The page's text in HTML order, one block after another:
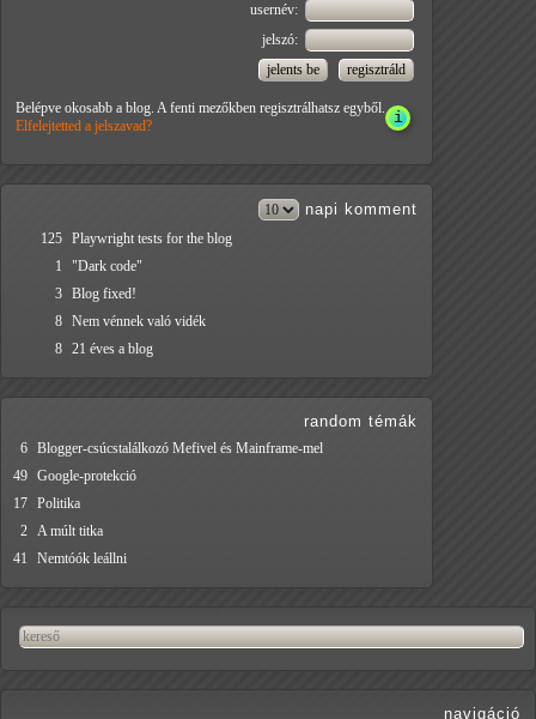
usernév:
jelszó:
Belépve okosabb a blog. A fenti mezőkben regisztrálhatsz egyből.
Elfelejtetted a jelszavad?
napi komment
125 Playwright tests for the blog
1
"Dark code"
3 Blog fixed!
8 Nem vénnek való vidék
8 21 éves a blog
random témák
6 Blogger-csúcstalálkozó Mefivel és Mainframe-mel
49 Google-protekció
17 Politika
2 A múlt titka
41
Nemtóók leállni
navigáció